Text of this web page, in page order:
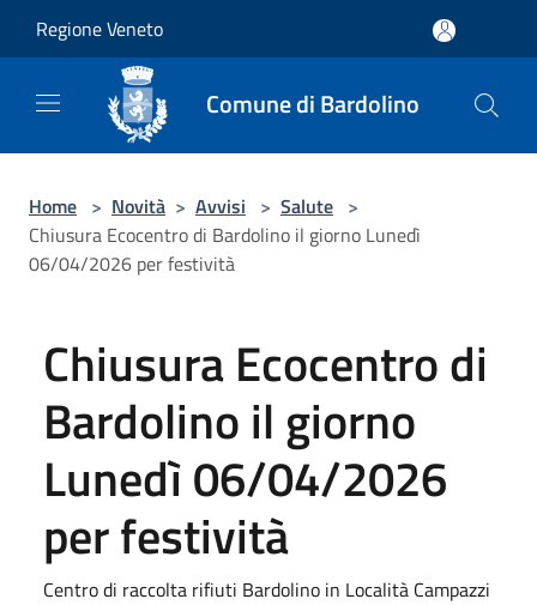
Regione Veneto
Comune di Bardolino
Home > Novità > Avvisi > Salute >
Chiusura Ecocentro di Bardolino il giorno Lunedì
06/04/2026 per festività
Chiusura Ecocentro di
Bardolino il giorno
Lunedì 06/04/2026
per festività
Centro di raccolta rifiuti Bardolino in Località Campazzi